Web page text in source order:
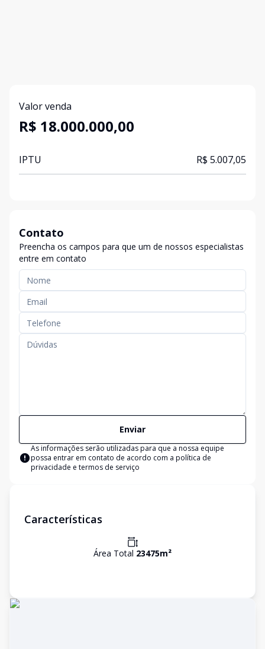
Valor venda
R$ 18.000.000,00
IPTU R$ 5.007,05
Contato
Preencha os campos para que um de nossos especialistas
entre em contato
Enviar
As informações serão utilizadas para que a nossa equipe
possa entrar em contato de acordo com a política de
privacidade e termos de serviço
Características
Área Total 23475m²